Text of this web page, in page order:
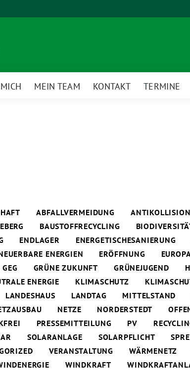
MEIN TEAM KONTAKT TERMINE
ABFALLVERMEIDUNG
BAUSTOFFRECYCLING
ENDLAGER ENERGETISCHESANIERUNG
ENERGIEN ERÖFFNUNG
GEG GRÜNE ZUKUNFT GRÜNEJUGEND
ENERGIE KLIMASCHUTZ
LANDESHAUS LANDTAG MITTELSTAND
NETZE NORDERSTEDT
PRESSEMITTEILUNG PV
SOLARANLAGE SOLARPFLICHT
VERANSTALTUNG WÄRMENETZ
WINDKRAFT